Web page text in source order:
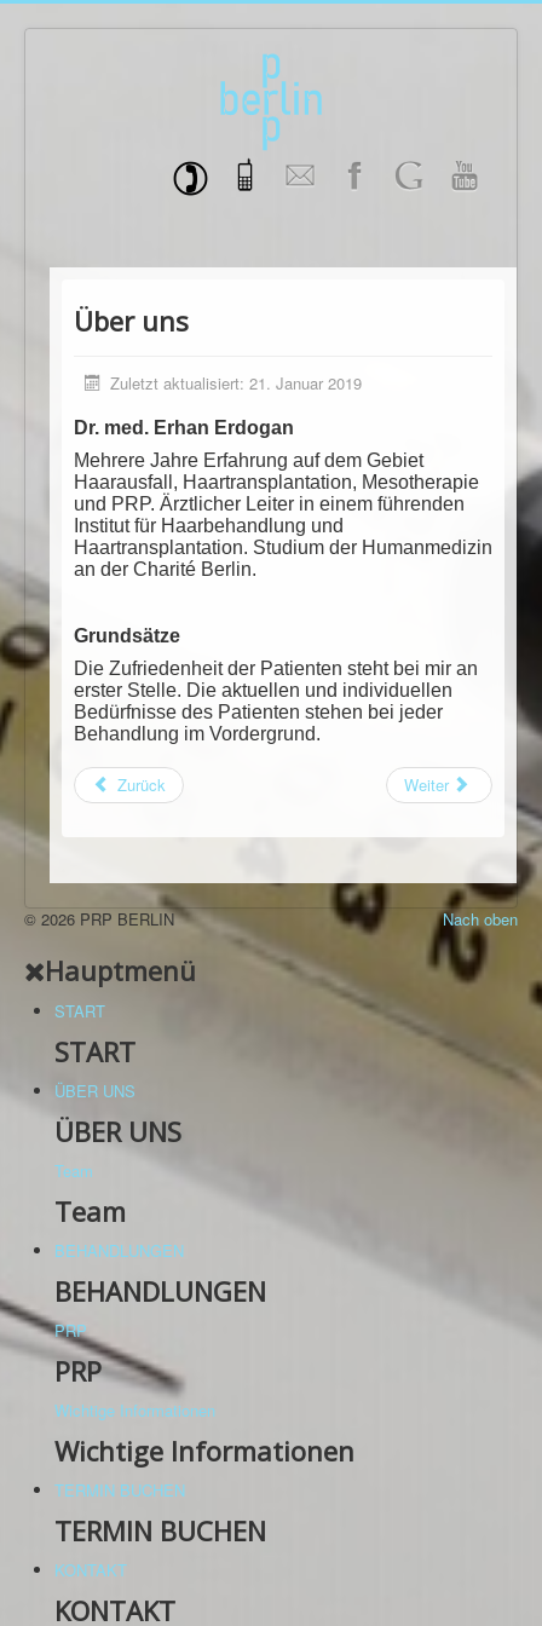
Über uns
Zuletzt aktualisiert: 21. Januar 2019
Dr. med. Erhan Erdogan
Mehrere Jahre Erfahrung auf dem Gebiet
Haarausfall, Haartransplantation, Mesotherapie
und PRP. Ärztlicher Leiter in einem führenden
Institut für Haarbehandlung und
Haartransplantation. Studium der Humanmedizin
an der Charité Berlin.
Grundsätze
Die Zufriedenheit der Patienten steht bei mir an
erster Stelle. Die aktuellen und individuellen
Bedürfnisse des Patienten stehen bei jeder
Behandlung im Vordergrund.
Zurück Weiter
Nach oben
© 2026 PRP BERLIN
Hauptmenü
START
START
ÜBER UNS
ÜBER UNS
Team
Team
BEHANDLUNGEN
BEHANDLUNGEN
PRP
PRP
Wichtige Informationen
Wichtige Informationen
TERMIN BUCHEN
TERMIN BUCHEN
KONTAKT
KONTAKT